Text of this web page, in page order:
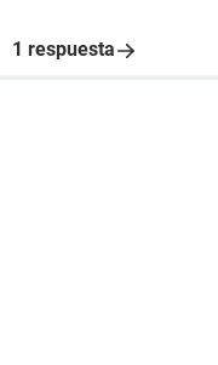
1 respuesta